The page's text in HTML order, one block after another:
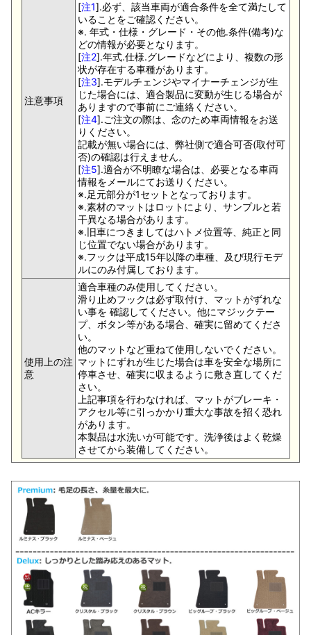
注意事項
[注1].必ず、該当車両が適合条件を全て満たして
いることをご確認ください。
※. 年式・仕様・グレード・その他.条件(備考)な
どの情報が必要となります。
[注2].年式.仕様.グレードなどにより、複数の形
状が存在する車種があります。
[注3].モデルチェンジやマイナーチェンジが生
じた場合には、適合製品に変動が生じる場合が
ありますので事前にご連絡ください。
[注4].ご注文の際は、念のため車両情報をお送
りください。
記載が無い場合には、弊社側で適合可否(取付可
否)の確認は行えません。
[注5].適合が不明瞭な場合は、必要となる車両
情報をメールにてお送りください。
※.足元部分が1セットとなっております。
※.素材のマットはロットにより、サンプルと若
干異なる場合があります。
※.旧車につきましてはハトメ位置等、純正と同
じ位置でない場合があります。
※.フックは平成15年以降の車種、及び現行モデ
ルにのみ付属しております。
使用上の注
意
適合車種のみ使用してください。
滑り止めフックは必ず取付け、マットがずれな
い事を 確認してください。他にマジックテー
プ、ボタン等がある場合、確実に留めてくださ
い。
他のマットなど重ねて使用しないでください。
マットにずれが生じた場合は車を安全な場所に
停車させ、確実に収まるように敷き直してくだ
さい。
上記事項を行わなければ、マットがブレーキ・
アクセル等に引っかかり重大な事故を招く恐れ
があります。
本製品は水洗いが可能です。洗浄後はよく乾燥
させてから装備してください。